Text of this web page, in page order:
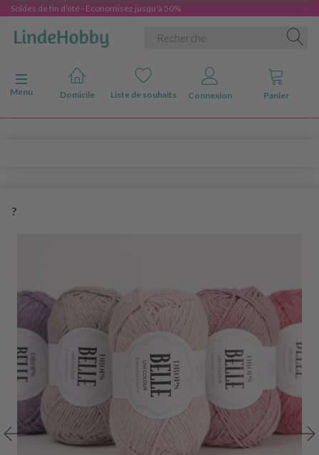
Soldes de fin d'été - Économisez jusqu'à 50%
Basculer la navigation
Menu
Domicile Liste de souhaits Connexion Panier
?